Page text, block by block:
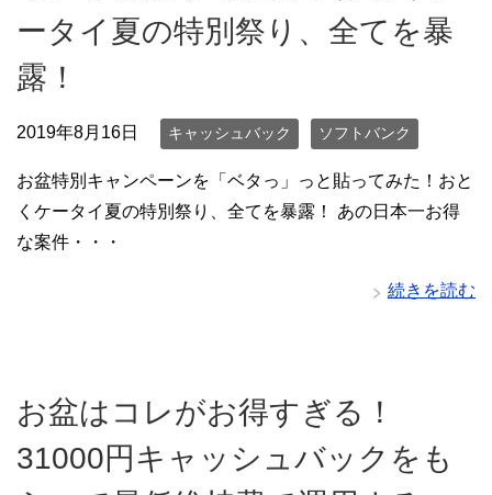
ータイ夏の特別祭り、全てを暴
露！
2019年8月16日 キャッシュバック ソフトバンク
お盆特別キャンペーンを「ベタっ」っと貼ってみた！おと
くケータイ夏の特別祭り、全てを暴露！ あの日本一お得
な案件・・・
続きを読む
お盆はコレがお得すぎる！
31000円キャッシュバックをも